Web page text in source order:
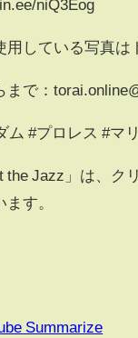
niQ3Eog
している写真は
まで：
ム #プロレス #マ
the Jazz」は、ク
す。
Summarize